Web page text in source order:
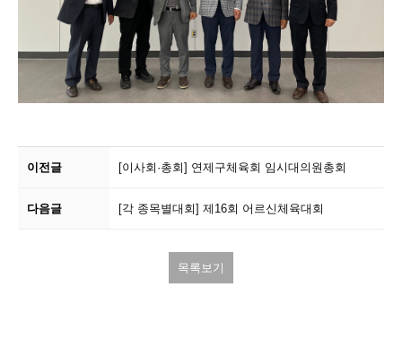
이전글 [이사회·총회] 연제구체육회 임시대의원총회
다음글 [각 종목별대회] 제16회 어르신체육대회
목록보기